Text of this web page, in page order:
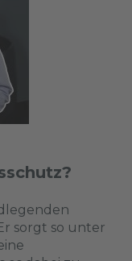
sorgt so unter